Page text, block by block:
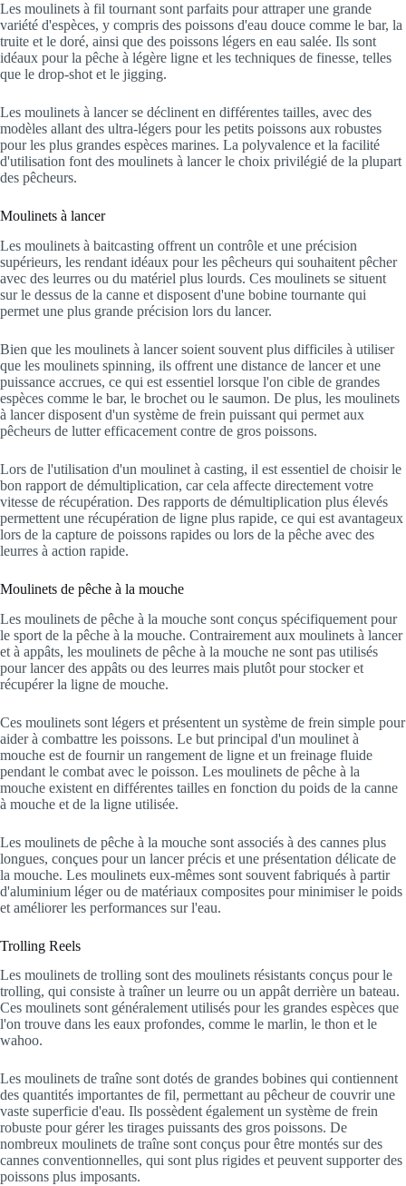
Les moulinets à fil tournant sont parfaits pour attraper une grande
variété d'espèces, y compris des poissons d'eau douce comme le bar, la
truite et le doré, ainsi que des poissons légers en eau salée. Ils sont
idéaux pour la pêche à légère ligne et les techniques de finesse, telles
que le drop-shot et le jigging.
Les moulinets à lancer se déclinent en différentes tailles, avec des
modèles allant des ultra-légers pour les petits poissons aux robustes
pour les plus grandes espèces marines. La polyvalence et la facilité
d'utilisation font des moulinets à lancer le choix privilégié de la plupart
des pêcheurs.
Moulinets à lancer
Les moulinets à baitcasting offrent un contrôle et une précision
supérieurs, les rendant idéaux pour les pêcheurs qui souhaitent pêcher
avec des leurres ou du matériel plus lourds. Ces moulinets se situent
sur le dessus de la canne et disposent d'une bobine tournante qui
permet une plus grande précision lors du lancer.
Bien que les moulinets à lancer soient souvent plus difficiles à utiliser
que les moulinets spinning, ils offrent une distance de lancer et une
puissance accrues, ce qui est essentiel lorsque l'on cible de grandes
espèces comme le bar, le brochet ou le saumon. De plus, les moulinets
à lancer disposent d'un système de frein puissant qui permet aux
pêcheurs de lutter efficacement contre de gros poissons.
Lors de l'utilisation d'un moulinet à casting, il est essentiel de choisir le
bon rapport de démultiplication, car cela affecte directement votre
vitesse de récupération. Des rapports de démultiplication plus élevés
permettent une récupération de ligne plus rapide, ce qui est avantageux
lors de la capture de poissons rapides ou lors de la pêche avec des
leurres à action rapide.
Moulinets de pêche à la mouche
Les moulinets de pêche à la mouche sont conçus spécifiquement pour
le sport de la pêche à la mouche. Contrairement aux moulinets à lancer
et à appâts, les moulinets de pêche à la mouche ne sont pas utilisés
pour lancer des appâts ou des leurres mais plutôt pour stocker et
récupérer la ligne de mouche.
Ces moulinets sont légers et présentent un système de frein simple pour
aider à combattre les poissons. Le but principal d'un moulinet à
mouche est de fournir un rangement de ligne et un freinage fluide
pendant le combat avec le poisson. Les moulinets de pêche à la
mouche existent en différentes tailles en fonction du poids de la canne
à mouche et de la ligne utilisée.
Les moulinets de pêche à la mouche sont associés à des cannes plus
longues, conçues pour un lancer précis et une présentation délicate de
la mouche. Les moulinets eux-mêmes sont souvent fabriqués à partir
d'aluminium léger ou de matériaux composites pour minimiser le poids
et améliorer les performances sur l'eau.
Trolling Reels
Les moulinets de trolling sont des moulinets résistants conçus pour le
trolling, qui consiste à traîner un leurre ou un appât derrière un bateau.
Ces moulinets sont généralement utilisés pour les grandes espèces que
l'on trouve dans les eaux profondes, comme le marlin, le thon et le
wahoo.
Les moulinets de traîne sont dotés de grandes bobines qui contiennent
des quantités importantes de fil, permettant au pêcheur de couvrir une
vaste superficie d'eau. Ils possèdent également un système de frein
robuste pour gérer les tirages puissants des gros poissons. De
nombreux moulinets de traîne sont conçus pour être montés sur des
cannes conventionnelles, qui sont plus rigides et peuvent supporter des
poissons plus imposants.